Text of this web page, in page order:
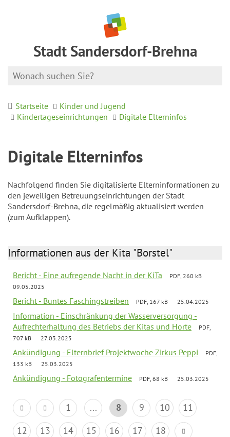
Stadt Sandersdorf-Brehna
Startseite
Kinder und Jugend
Kindertageseinrichtungen
Digitale Elterninfos
Digitale Elterninfos
Nachfolgend finden Sie digitalisierte Elterninformationen zu
den jeweiligen Betreuungseinrichtungen der Stadt
Sandersdorf-Brehna, die regelmäßig aktualisiert werden
(zum Aufklappen).
Informationen aus der Kita "Borstel"
Bericht - Eine aufregende Nacht in der KiTa
PDF, 260 kB
09.05.2025
Bericht - Buntes Faschingstreiben PDF, 167 kB 25.04.2025
Information - Einschränkung der Wasserversorgung -
Aufrechterhaltung des Betriebs der Kitas und Horte
PDF,
707 kB
27.03.2025
Ankündigung - Elternbrief Projektwoche Zirkus Peppi
PDF,
133 kB
25.03.2025
Ankündigung - Fotografentermine PDF, 68 kB 25.03.2025
1 ... 8 9 10
11
12
13 14 15 16 17 18